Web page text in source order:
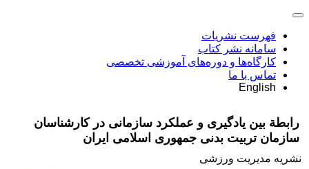
فهرست نشریات
سامانه نشر کتاب
کارگاه‌ها و دوره‌های آموزشی تخصصی
تماس با ما
English
رابطة ‌بین یادگیری و عملکرد سازمانی در کارشناسان
سازمان تربیت بدنی جمهوری اسلامی ایران
نشریه مدیریت ورزشی